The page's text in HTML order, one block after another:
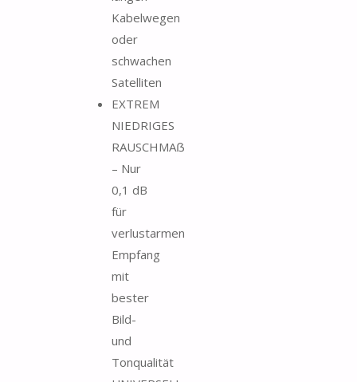
Kabelwegen
oder
schwachen
Satelliten
EXTREM
NIEDRIGES
RAUSCHMAẞ
– Nur
0,1 dB
für
verlustarmen
Empfang
mit
bester
Bild-
und
Tonqualität